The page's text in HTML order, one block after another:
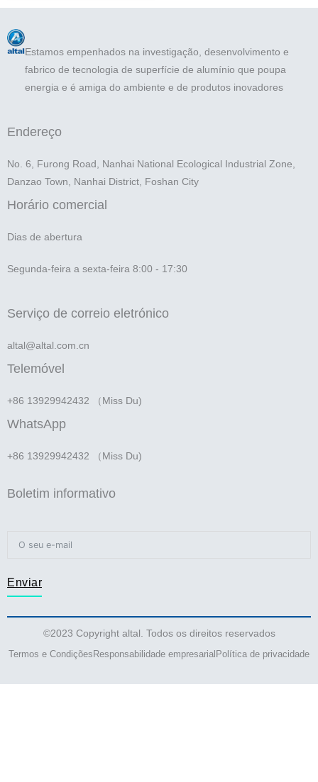
Estamos empenhados na investigação, desenvolvimento e
fabrico de tecnologia de superfície de alumínio que poupa
energia e é amiga do ambiente e de produtos inovadores
Endereço
No. 6, Furong Road, Nanhai National Ecological Industrial Zone,
Danzao Town, Nanhai District, Foshan City
Horário comercial
Dias de abertura
Segunda-feira a sexta-feira 8:00 - 17:30
Serviço de correio eletrónico
altal@altal.com.cn
Telemóvel
+86 13929942432 （Miss Du)
WhatsApp
+86 13929942432 （Miss Du)
Boletim informativo
Enviar
©2023 Copyright altal. Todos os direitos reservados
Termos e CondiçõesResponsabilidade empresarialPolítica de privacidade